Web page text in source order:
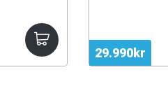
29.990kr